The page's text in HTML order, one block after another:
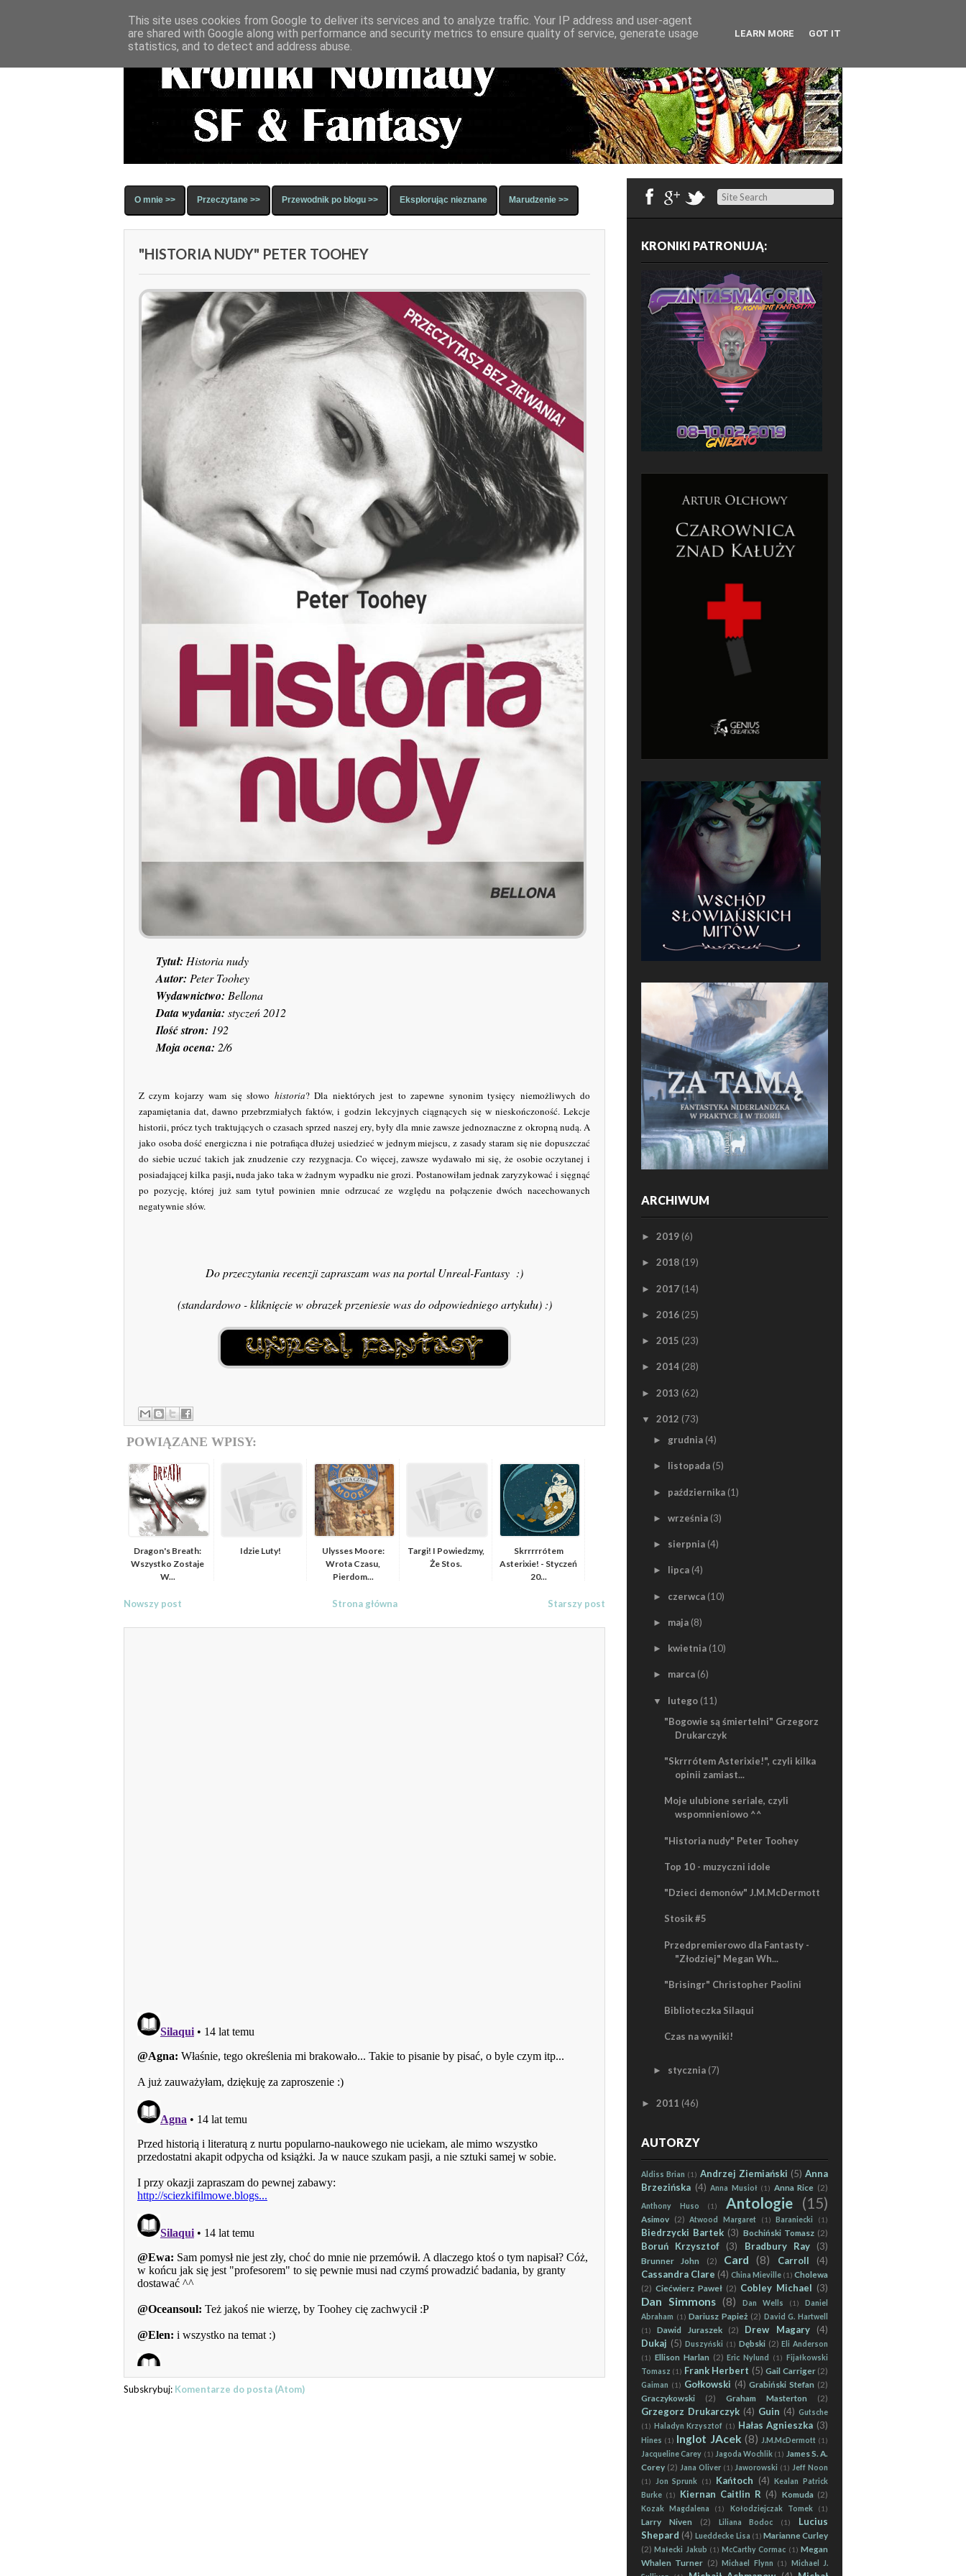
O mnie >> Przeczytane >> Przewodnik po blogu >> Eksplorując nieznane Marudzenie >>
"HISTORIA NUDY" PETER TOOHEY
Tytuł: Historia nudy
Autor: Peter Toohey
Wydawnictwo: Bellona
Data wydania: styczeń 2012
Ilość stron: 192
Moja ocena: 2/6
Z czym kojarzy wam się słowo historia? Dla niektórych jest to zapewne synonim tysięcy niemożliwych do
zapamiętania dat, dawno przebrzmiałych faktów, i godzin lekcyjnych ciągnących się w nieskończoność. Lekcje
historii, prócz tych traktujących o czasach sprzed naszej ery, były dla mnie zawsze jednoznaczne z okropną nudą. A
jako osoba dość energiczna i nie potrafiąca dłużej usiedzieć w jednym miejscu, z zasady staram się nie dopuszczać
do siebie uczuć takich jak znudzenie czy rezygnacja. Co więcej, zawsze wydawało mi się, że osobie oczytanej i
posiadającej kilka pasji,nuda jako taka w żadnym wypadku nie grozi. Postanowiłam jednak zaryzykować i sięgnąć
po pozycję, której już sam tytuł powinien mnie odrzucać ze względu na połączenie dwóch nacechowanych
negatywnie słów.
Do przeczytania recenzji zapraszam was na portal Unreal-Fantasy :)
(standardowo - kliknięcie w obrazek przeniesie was do odpowiedniego artykułu) :)
POWIĄZANE WPISY:
Dragon's Breath:
Wszystko Zostaje
W...
Idzie Luty!
Ulysses Moore:
Wrota Czasu,
Pierdom...
Targi! I Powiedzmy,
Że Stos.
Skrrrrrótem
Asterixie! - Styczeń
20...
Nowszy post Starszy post
Strona główna
Subskrybuj: Komentarze do posta (Atom)
Search
KRONIKI PATRONUJĄ:
ARCHIWUM
► 2019 (6)
► 2018 (19)
► 2017 (14)
► 2016 (25)
► 2015 (23)
► 2014 (28)
► 2013 (62)
▼ 2012 (73)
► grudnia (4)
► listopada (5)
► października (1)
► września (3)
► sierpnia (4)
► lipca (4)
► czerwca (10)
► maja (8)
► kwietnia (10)
► marca (6)
▼ lutego (11)
"Bogowie są śmiertelni" Grzegorz
Drukarczyk
"Skrrrótem Asterixie!", czyli kilka
opinii zamiast...
Moje ulubione seriale, czyli
wspomnieniowo ^^
"Historia nudy" Peter Toohey
Top 10 - muzyczni idole
"Dzieci demonów" J.M.McDermott
Stosik #5
Przedpremierowo dla Fantasty -
"Złodziej" Megan Wh...
"Brisingr" Christopher Paolini
Biblioteczka Silaqui
Czas na wyniki!
► stycznia (7)
► 2011 (46)
AUTORZY
Aldiss Brian (1) Andrzej Ziemiański (5) Anna
Brzezińska (4) Anna Musioł (1) Anna Rice (2)
Anthony Huso (1) Antologie (15)
Asimov (2) Atwood Margaret (1) Baraniecki (1)
Biedrzycki Bartek (3) Bochiński Tomasz (2)
Boruń Krzysztof (3) Bradbury Ray (3)
Brunner John (2) Card (8) Carroll
(4)
Cassandra Clare (4) China Mieville (1) Cholewa
(2) Ciećwierz Paweł (2) Cobley Michael (3)
Dan Simmons (8) Dan Wells (1)
Daniel
Abraham (1) Dariusz Papież (2) David G. Hartwell
(1)
Dawid Juraszek (2) Drew Magary
(4)
Dukaj (5) Duszyński (1) Dębski (2) Eli Anderson
(1) Ellison Harlan (2) Eric Nylund (1)
Fijałkowski
Tomasz (1) Frank Herbert (5) Gail Carriger (2)
Gaiman (1) Gołkowski (4) Grabiński Stefan (2)
Graczykowski
(2) Graham Masterton (2)
Grzegorz Drukarczyk (4) Guin (4) Gutsche
(1) Haladyn Krzysztof (1) Hałas Agnieszka (3)
Hines (1) Inglot JAcek (8) J.M.McDermott (1)
Jacqueline Carey (1) Jagoda Wochlik (1) James S. A.
Corey (2) Jana Oliver (1) Jaworowski (1) Jeff Noon
(1) Jon Sprunk (1) Kańtoch (4)
Kealan Patrick
Burke (1) Kiernan Caitlin R (4) Komuda (2)
Kozak Magdalena (1) Kołodziejczak Tomek (1)
Larry Niven (2) Liliana Bodoc (1)
Lucius
Shepard (4) Lueddecke Lisa (1) Marianne Curley
(2) Małecki Jakub (1) McCarthy Cormac (1) Megan
Whalen Turner (2) Michael Flynn (1)
Michael J.
This site uses cookies from Google to deliver its services and to analyze traffic. Your IP address and user-agent
are shared with Google along with performance and security metrics to ensure quality of service, generate usage
statistics, and to detect and address abuse.
LEARN MORE GOT IT